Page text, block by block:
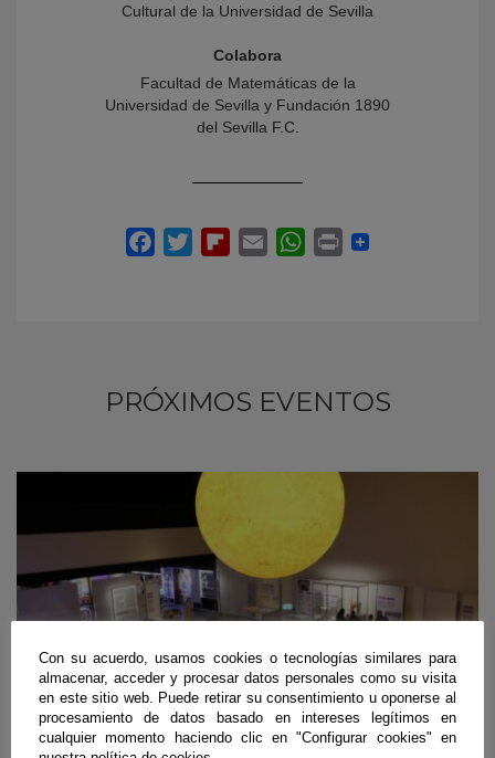
Cultural de la Universidad de Sevilla
Colabora
Facultad de Matemáticas de la
Universidad de Sevilla y Fundación 1890
del Sevilla F.C.
PRÓXIMOS EVENTOS
Con su acuerdo, usamos cookies o tecnologías similares para
almacenar, acceder y procesar datos personales como su visita
en este sitio web. Puede retirar su consentimiento u oponerse al
procesamiento de datos basado en intereses legítimos en
cualquier momento haciendo clic en "Configurar cookies" en